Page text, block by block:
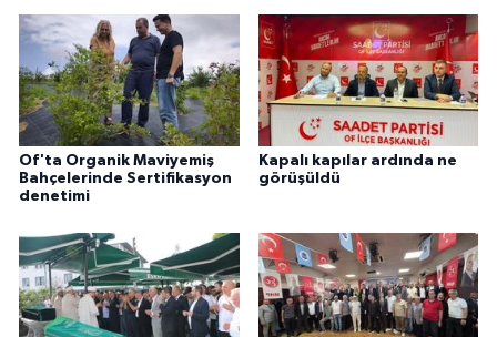
Of'ta Organik Maviyemiş
Bahçelerinde Sertifikasyon
denetimi
Kapalı kapılar ardında ne
görüşüldü